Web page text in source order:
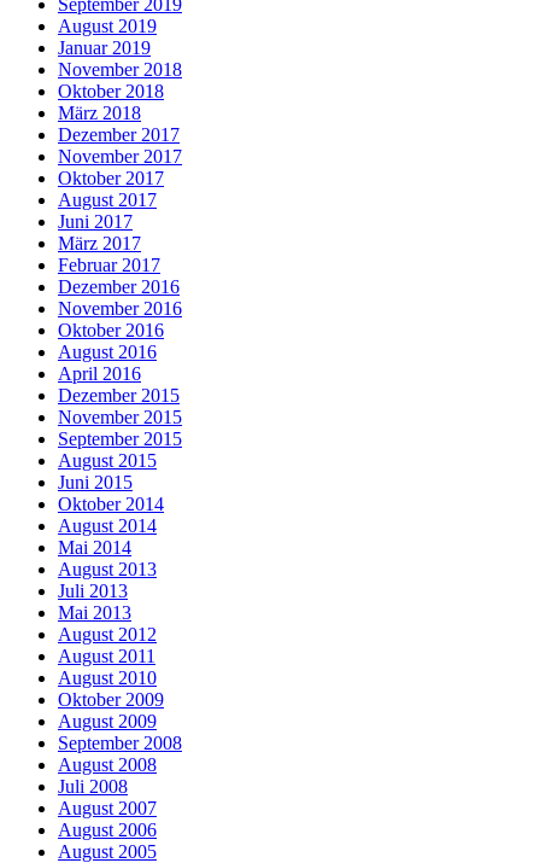
August 2019
Januar 2019
November 2018
Oktober 2018
März 2018
Dezember 2017
November 2017
Oktober 2017
August 2017
Juni 2017
März 2017
Februar 2017
Dezember 2016
November 2016
Oktober 2016
August 2016
April 2016
Dezember 2015
November 2015
September 2015
August 2015
Juni 2015
Oktober 2014
August 2014
Mai 2014
August 2013
Juli 2013
Mai 2013
August 2012
August 2011
August 2010
Oktober 2009
August 2009
September 2008
August 2008
Juli 2008
August 2007
August 2006
August 2005